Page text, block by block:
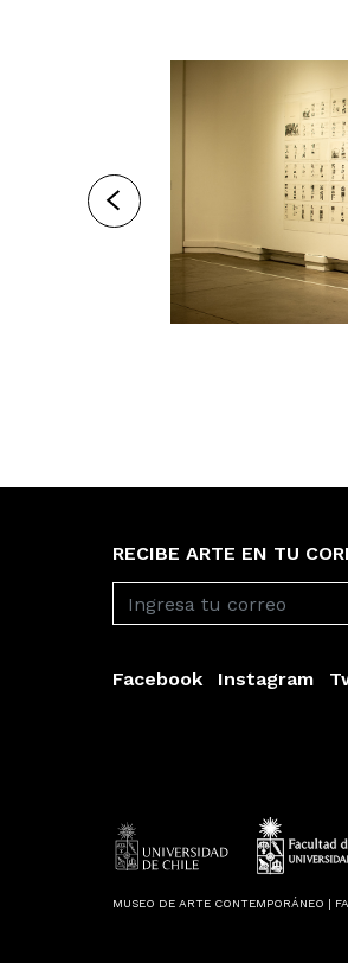
RECIBE ARTE EN TU
Facebook Instagram
MUSEO DE ARTE CONTEMPORÁNEO |